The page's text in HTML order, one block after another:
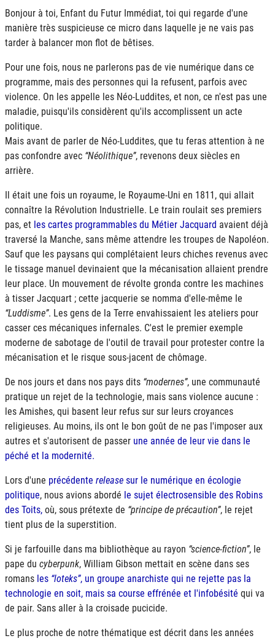
Bonjour à toi, Enfant du Futur Immédiat, toi qui regarde d'une
manière très suspicieuse ce micro dans laquelle je ne vais pas
tarder à balancer mon flot de bêtises.
Pour une fois, nous ne parlerons pas de vie numérique dans ce
programme, mais des personnes qui la refusent, parfois avec
violence. On les appelle les Néo-Luddites, et non, ce n'est pas une
maladie, puisqu'ils considèrent qu'ils accomplissent un acte
politique.
Mais avant de parler de Néo-Luddites, que tu feras attention à ne
pas confondre avec Néolithique , revenons deux siècles en
arrière.
Il était une fois un royaume, le Royaume-Uni en 1811, qui allait
connaître la Révolution Industrielle. Le train roulait ses premiers
pas, et les cartes programmables du Métier Jacquard avaient déjà
traversé la Manche, sans même attendre les troupes de Napoléon.
Sauf que les paysans qui complétaient leurs chiches revenus avec
le tissage manuel devinaient que la mécanisation allaient prendre
leur place. Un mouvement de révolte gronda contre les machines
à tisser Jacquart ; cette jacquerie se nomma d'elle-même le
Luddisme . Les gens de la Terre envahissaient les ateliers pour
casser ces mécaniques infernales. C'est le premier exemple
moderne de sabotage de l'outil de travail pour protester contre la
mécanisation et le risque sous-jacent de chômage.
De nos jours et dans nos pays dits modernes , une communauté
pratique un rejet de la technologie, mais sans violence aucune :
les Amishes, qui basent leur refus sur sur leurs croyances
religieuses. Au moins, ils ont le bon goût de ne pas l'imposer aux
autres et s'autorisent de passer une année de leur vie dans le
péché et la modernité.
Lors d'une précédente release sur le numérique en écologie
politique, nous avions abordé le sujet électrosensible des Robins
des Toits, où, sous prétexte de principe de précaution , le rejet
tient plus de la superstition.
Si je farfouille dans ma bibliothèque au rayon science-fiction , le
pape du cyberpunk, William Gibson mettait en scène dans ses
romans les loteks , un groupe anarchiste qui ne rejette pas la
technologie en soit, mais sa course effrénée et l'infobésité qui va
de pair. Sans aller à la croisade pucicide.
Le plus proche de notre thématique est décrit dans les années